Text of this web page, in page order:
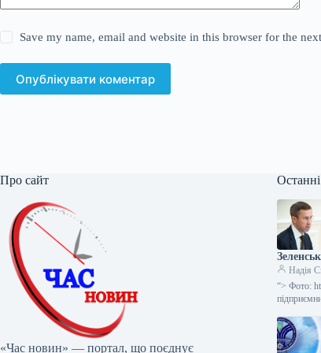
Save my name, email and website in this browser for the
Опублікувати коментар
Про сайт
«Час новин» — портал, що поєднує
Надія
“> Фото: